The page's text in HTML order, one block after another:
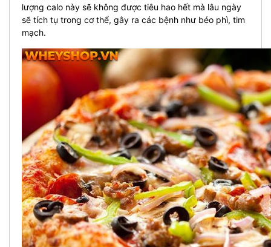
lượng calo này sẽ không được tiêu hao hết mà lâu ngày
sẽ tích tụ trong cơ thể, gây ra các bệnh như béo phì, tim
mạch.